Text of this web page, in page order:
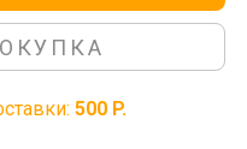
500 P.